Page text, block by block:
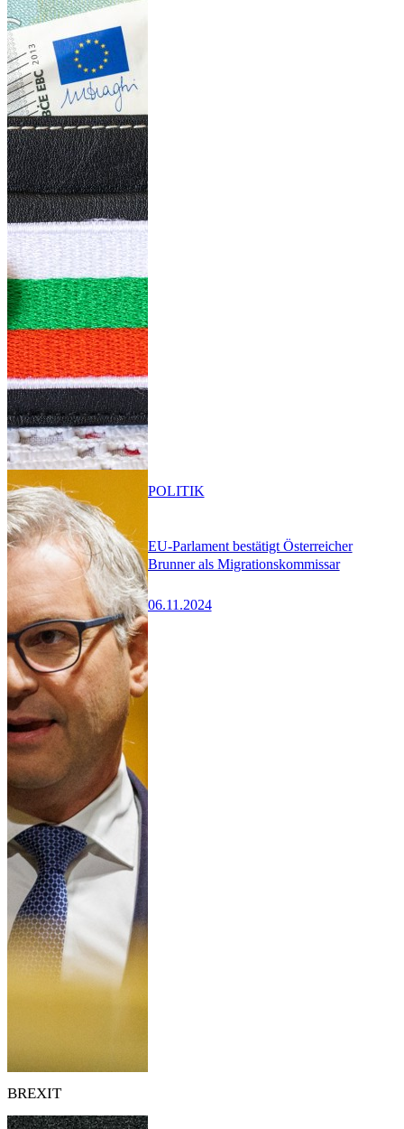
EU-Parlament bestätigt Österreicher
Brunner als Migrationskommissar
06.11.2024
POLITIK
BREXIT